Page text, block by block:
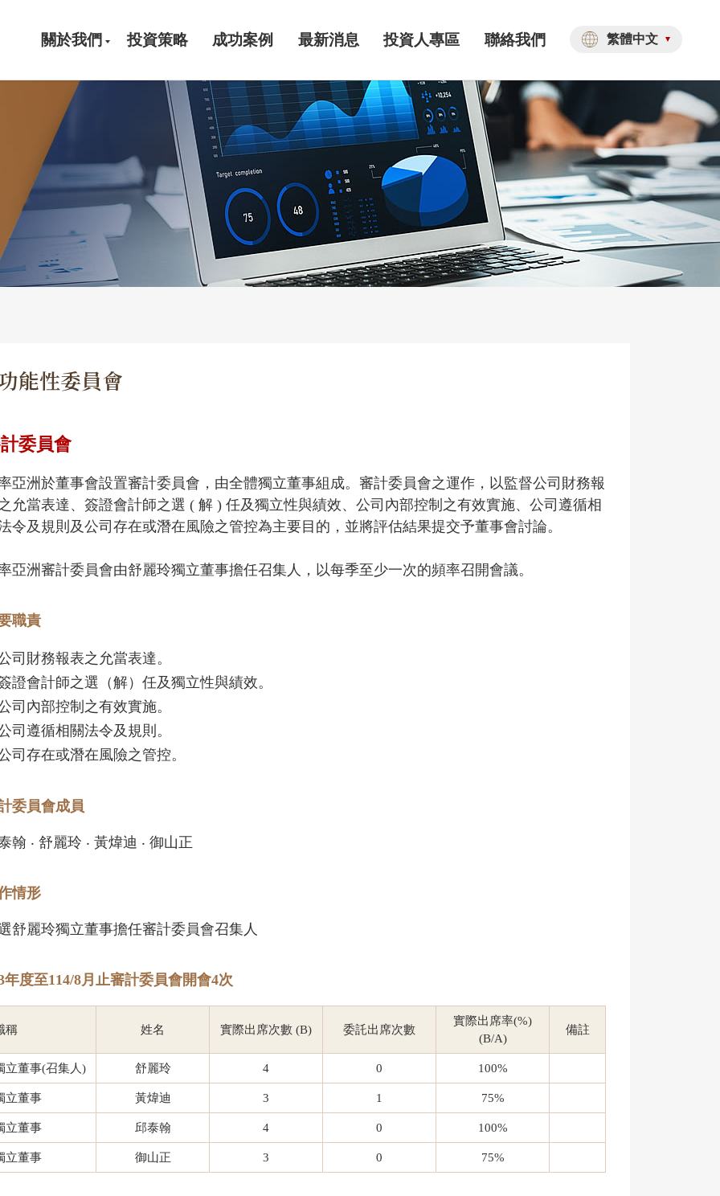
關於我們
公司簡介
團隊介紹
合作夥伴
投資策略 成功案例 最新消息 投資人專區 聯絡我們 繁體中文
能性委員會
委員會
亞洲於董事會設置審計委員會，由全體獨立董事組成。審計委員會之運作，以監督公司財務報
允當表達、簽證會計師之選 ( 解 ) 任及獨立性與績效、公司內部控制之有效實施、公司遵循相
令及規則及公司存在或潛在風險之管控為主要目的，並將評估結果提交予董事會討論。
亞洲審計委員會由舒麗玲獨立董事擔任召集人，以每季至少一次的頻率召開會議。
職責
司財務報表之允當表達。
證會計師之選（解）任及獨立性與績效。
司內部控制之有效實施。
司遵循相關法令及規則。
司存在或潛在風險之管控。
委員會成員
翰 ‧ 舒麗玲 ‧ 黃煒迪 ‧ 御山正
情形
舒麗玲獨立董事擔任審計委員會召集人
年度至114/8月止審計委員會開會4次
稱 姓名 實際出席次數 (B) 委託出席次數
實際出席率(%)
(B/A)
備註
立董事(召集人) 舒麗玲 4 0 100%
立董事 黃煒迪 3 1 75%
立董事 邱泰翰 4 0 100%
立董事 御山正 3 0 75%